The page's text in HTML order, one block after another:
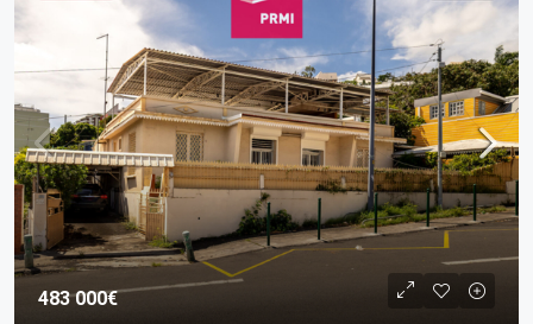
483 000€